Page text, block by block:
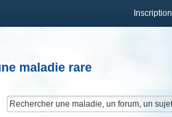
Inscription
maladie rare